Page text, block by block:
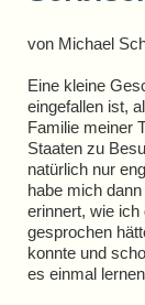
von Michael
Eine kleine
eingefallen ist,
Familie meiner
Staaten zu
natürlich nur
habe mich
erinnert, wie
gesprochen
konnte und
es einmal